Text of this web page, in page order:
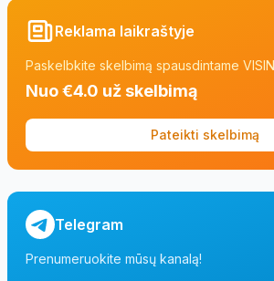
Reklama laikraštyje
Paskelbkite skelbimą spausdintame
Nuo €4.0 už skelbimą
Pateikti skelbimą
Telegram
Prenumeruokite mūsų kanalą!